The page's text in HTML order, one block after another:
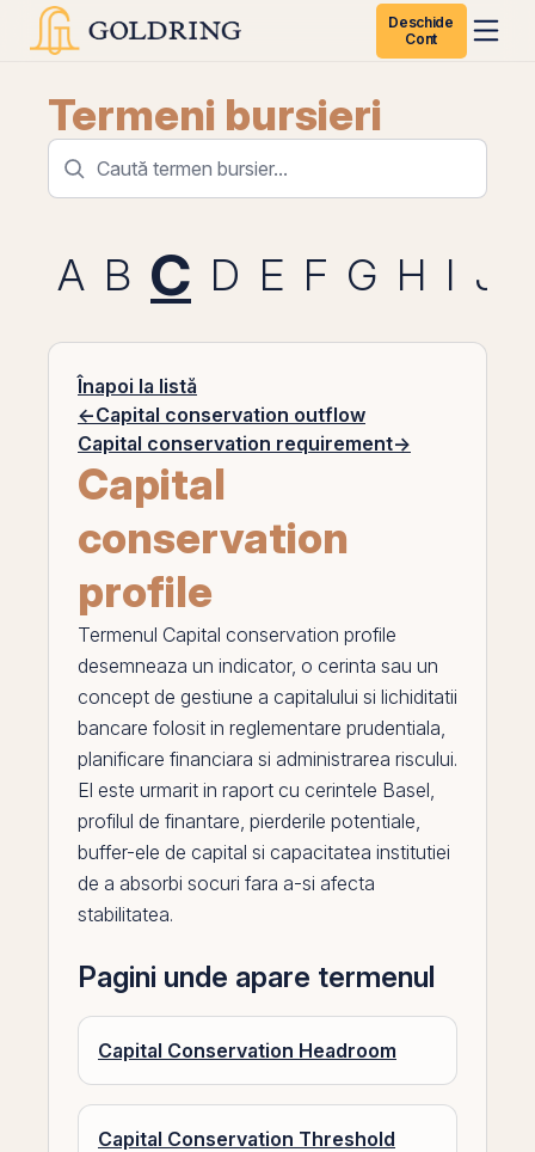
Deschide
Cont
Termeni bursieri
A B C D E F G H I J
Înapoi la listă
←Capital conservation outflow
Capital conservation requirement→
Capital
conservation
profile
Termenul Capital conservation profile
desemneaza un indicator, o cerinta sau un
concept de gestiune a capitalului si lichiditatii
bancare folosit in reglementare prudentiala,
planificare financiara si administrarea riscului.
El este urmarit in raport cu cerintele Basel,
profilul de finantare, pierderile potentiale,
buffer-ele de capital si capacitatea institutiei
de a absorbi socuri fara a-si afecta
stabilitatea.
Pagini unde apare termenul
Capital Conservation Headroom
Capital Conservation Threshold